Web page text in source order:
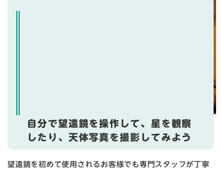
自分で望遠鏡を操作して、星を観察
したり、天体写真を撮影してみよう
​望遠鏡を初めて使用されるお客様でも専門スタッフが丁寧